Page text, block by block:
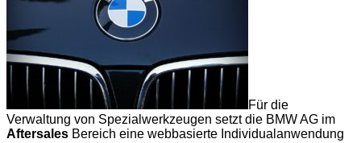
Für die
Verwaltung von Spezialwerkzeugen setzt die BMW AG im
Aftersales Bereich eine webbasierte Individualanwendung